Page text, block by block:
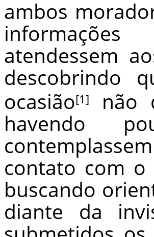
ambos
atendessem
descobrindo
ocasião[1]
não
havendo
contato com o
buscando
diante da